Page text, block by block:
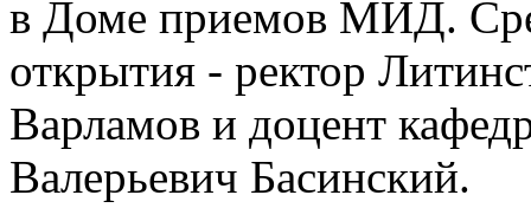
в Доме приемов МИД.
открытия - ректор
Варламов и доцент
Валерьевич Басинский.